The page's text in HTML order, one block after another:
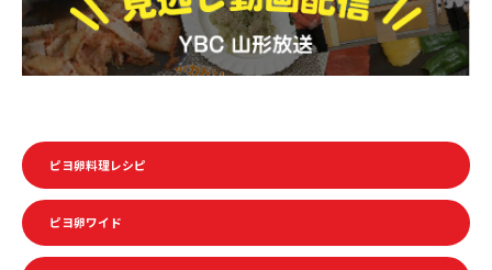
ピヨ卵料理レシピ
ピヨ卵ワイド